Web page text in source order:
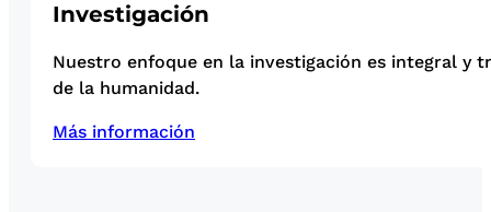
Investigación
Nuestro enfoque en la investigación es integral y
de la humanidad.
Más información